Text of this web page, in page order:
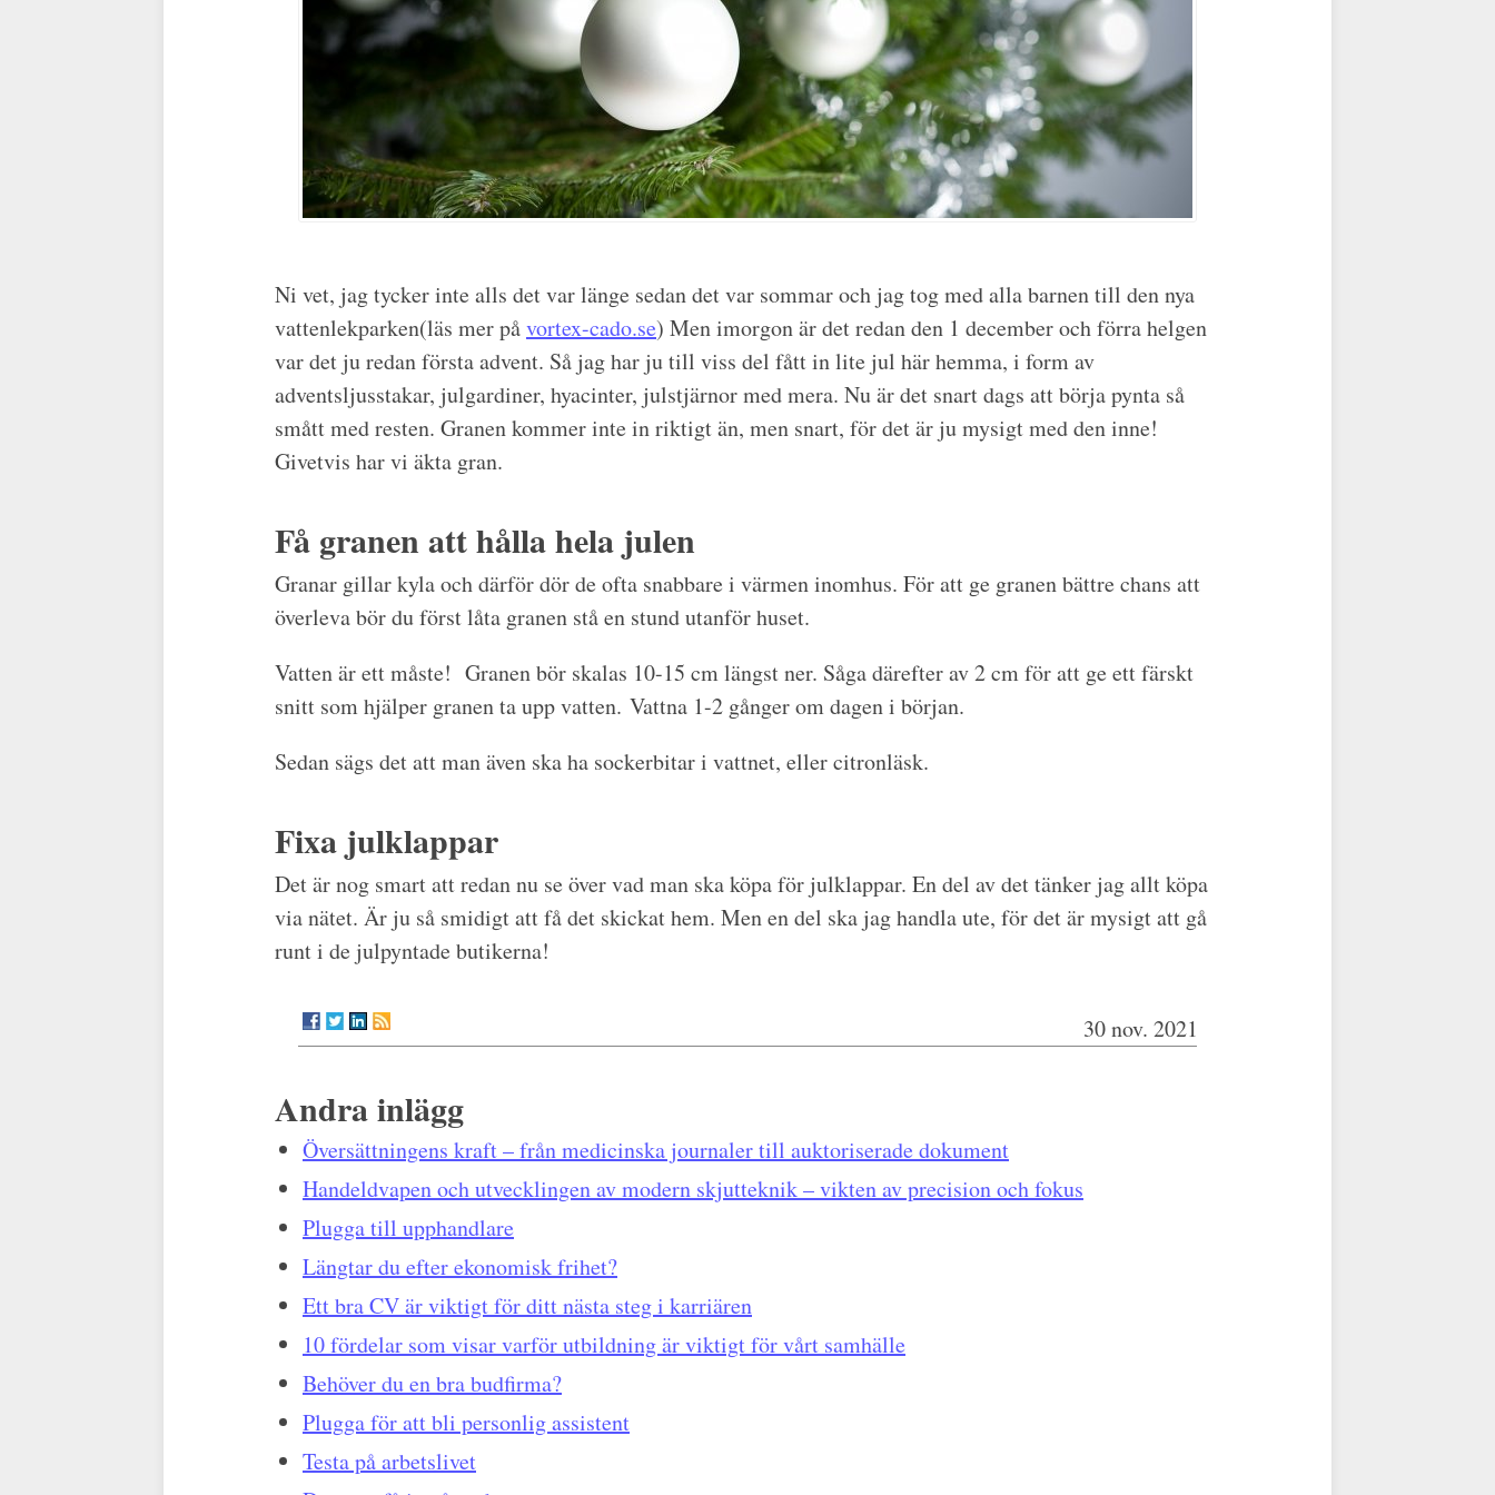
Ni vet, jag tycker inte alls det var länge sedan det var sommar och jag tog med alla barnen till den nya
vattenlekparken(läs mer påvortex-cado.se) Men imorgon är det redan den 1 december och förra helgen
var det ju redan första advent. Så jag har ju till viss del fått in lite jul här hemma, i form av
adventsljusstakar, julgardiner, hyacinter, julstjärnor med mera. Nu är det snart dags att börja pynta så
smått med resten. Granen kommer inte in riktigt än, men snart, för det är ju mysigt med den inne!
Givetvis har vi äkta gran.
Få granen att hålla hela julen
Granar gillar kyla och därför dör de ofta snabbare i värmen inomhus. För att ge granen bättre chans att
överleva bör du först låta granen stå en stund utanför huset.
Vatten är ett måste! Granen bör skalas 10-15 cm längst ner. Såga därefter av 2 cm för att ge ett färskt
snitt som hjälper granen ta upp vatten. Vattna 1-2 gånger om dagen i början.
Sedan sägs det att man även ska ha sockerbitar i vattnet, eller citronläsk.
Fixa julklappar
Det är nog smart att redan nu se över vad man ska köpa för julklappar. En del av det tänker jag allt köpa
via nätet. Är ju så smidigt att få det skickat hem. Men en del ska jag handla ute, för det är mysigt att gå
runt i de julpyntade butikerna!
30 nov. 2021
Andra inlägg
Översättningens kraft – från medicinska journaler till auktoriserade dokument
Handeldvapen och utvecklingen av modern skjutteknik – vikten av precision och fokus
Plugga till upphandlare
Längtar du efter ekonomisk frihet?
Ett bra CV är viktigt för ditt nästa steg i karriären
10 fördelar som visar varför utbildning är viktigt för vårt samhälle
Behöver du en bra budfirma?
Plugga för att bli personlig assistent
Testa på arbetslivet